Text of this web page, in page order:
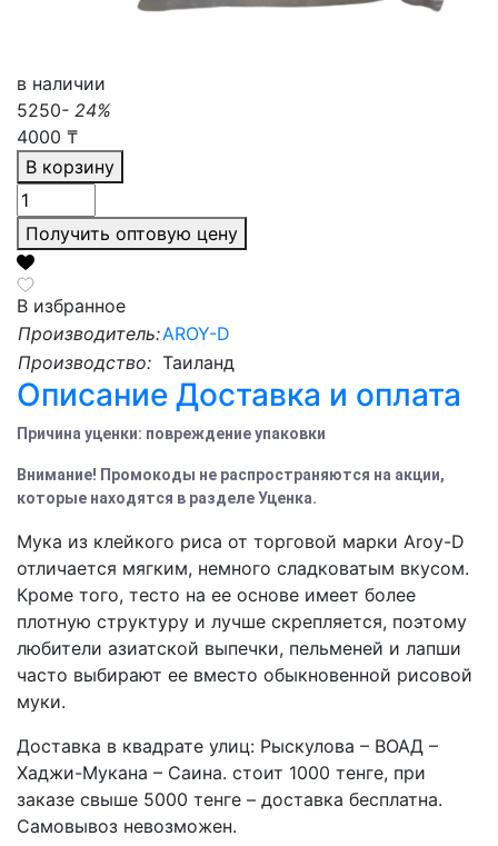
в наличии
5250- 24%
4000 ₸
В корзину
Получить оптовую цену
В избранное
Производитель:AROY-D
Производство: Таиланд
Описание Доставка и оплата
Причина уценки: повреждение упаковки
Внимание! Промокоды не распространяются на акции,
которые находятся в разделе Уценка.
Мука из клейкого риса от торговой марки Aroy-D
отличается мягким, немного сладковатым вкусом.
Кроме того, тесто на ее основе имеет более
плотную структуру и лучше скрепляется, поэтому
любители азиатской выпечки, пельменей и лапши
часто выбирают ее вместо обыкновенной рисовой
муки.
Доставка в квадрате улиц: Рыскулова – ВОАД –
Хаджи-Мукана – Саина. стоит 1000 тенге, при
заказе свыше 5000 тенге – доставка бесплатна.
Самовывоз невозможен.